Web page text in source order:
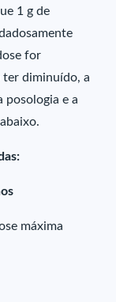
1 g de
for
ter diminuído, a
posologia e a
máxima